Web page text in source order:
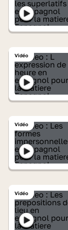
Vidéo
Vidéo
Vidéo